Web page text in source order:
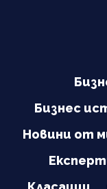
Бизнес
Новини от